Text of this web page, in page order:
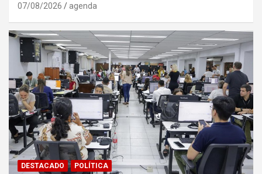
07/08/2026 agenda
DESTACADO POLÍTICA